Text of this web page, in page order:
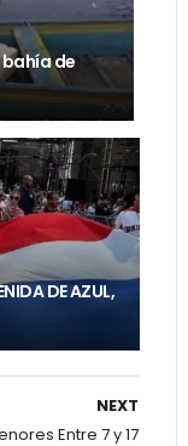
de
DE AZUL,
NEXT
Entre 7 y 17